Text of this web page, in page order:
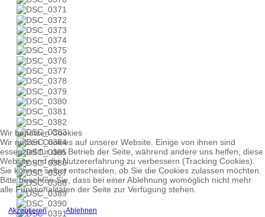
Wir benutzen Cookies
Wir nutzen Cookies auf unserer Website. Einige von ihnen sind
essenziell für den Betrieb der Seite, während andere uns helfen, diese
Website und die Nutzererfahrung zu verbessern (Tracking Cookies).
Sie können selbst entscheiden, ob Sie die Cookies zulassen möchten.
Bitte beachten Sie, dass bei einer Ablehnung womöglich nicht mehr
alle Funktionalitäten der Seite zur Verfügung stehen.
Akzeptieren Ablehnen